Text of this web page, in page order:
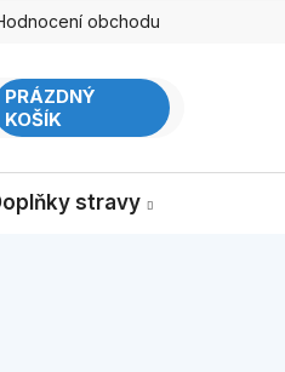
obchodu
a vrácení zboží
Moje objednávka
PRÁZDNÝ
KOŠÍK
stravy